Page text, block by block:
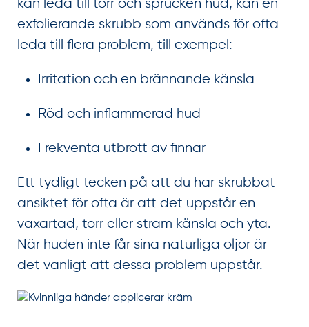
kan leda till torr och sprucken hud, kan en
exfolierande skrubb som används för ofta
leda till flera problem, till exempel:
Irritation och en brännande känsla
Röd och inflammerad hud
Frekventa utbrott av finnar
Ett tydligt tecken på att du har skrubbat
ansiktet för ofta är att det uppstår en
vaxartad, torr eller stram känsla och yta.
När huden inte får sina naturliga oljor är
det vanligt att dessa problem uppstår.